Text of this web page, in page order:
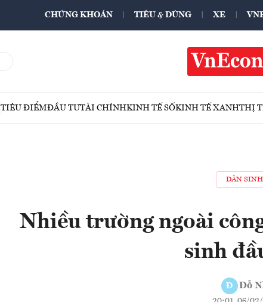
CHỨNG KHOÁN TIÊU & DÙNG XE
TIÊU ĐIỂMĐẦU TƯTÀI CHÍNHKINH TẾ SỐKINH TẾ XANHTHỊ
DÂN SINH
Nhiều trường ngoài
sinh
Đ Đỗ